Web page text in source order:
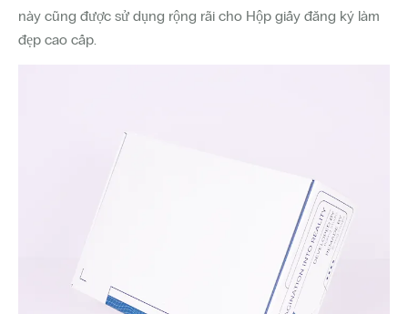
này cũng được sử dụng rộng rãi cho Hộp giấy đăng ký làm
đẹp cao cấp.